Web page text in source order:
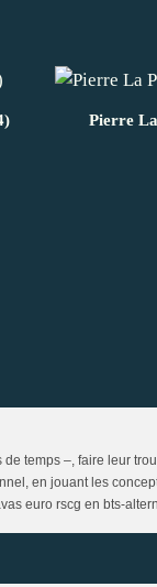
Pierre
temps –, faire leur
en jouant les
euro rscg en bts-